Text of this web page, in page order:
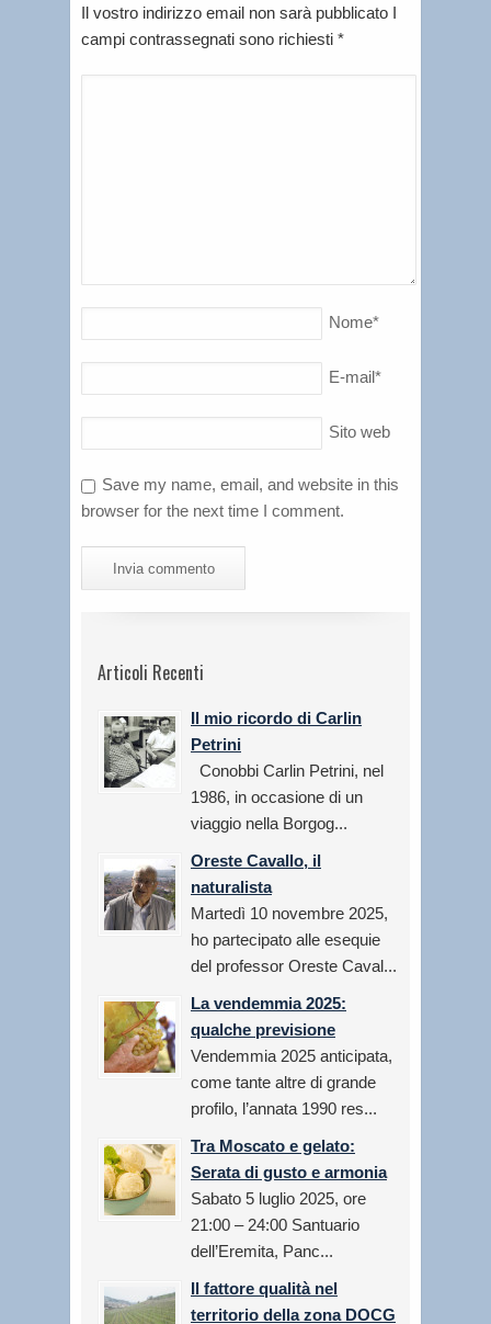
Il vostro indirizzo email non sarà pubblicato I
campi contrassegnati sono richiesti *
Nome*
E-mail*
Sito web
Save my name, email, and website in this
browser for the next time I comment.
Articoli Recenti
Il mio ricordo di Carlin
Petrini
Conobbi Carlin Petrini, nel
1986, in occasione di un
viaggio nella Borgog...
Oreste Cavallo, il
naturalista
Martedì 10 novembre 2025,
ho partecipato alle esequie
del professor Oreste Caval...
La vendemmia 2025:
qualche previsione
Vendemmia 2025 anticipata,
come tante altre di grande
profilo, l’annata 1990 res...
Tra Moscato e gelato:
Serata di gusto e armonia
Sabato 5 luglio 2025, ore
21:00 – 24:00 Santuario
dell’Eremita, Panc...
Il fattore qualità nel
territorio della zona DOCG